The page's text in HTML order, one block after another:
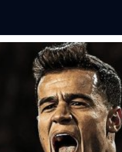
เดอร์บน Steam พร้อ
อเดอร์เกม PES 2019 รูป
1,650 บาท และ Legend
พร้อมด้วยแรม 4GB แล
ค่าการแสดงผลที่ความละเอี